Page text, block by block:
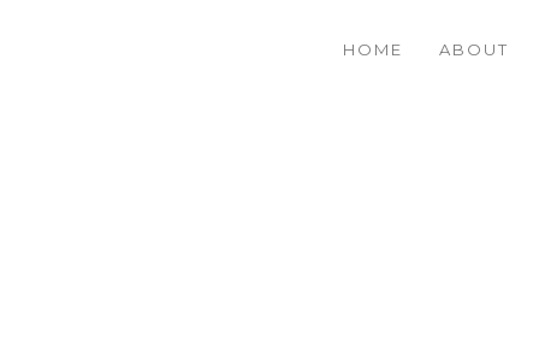
HOME ABOUT